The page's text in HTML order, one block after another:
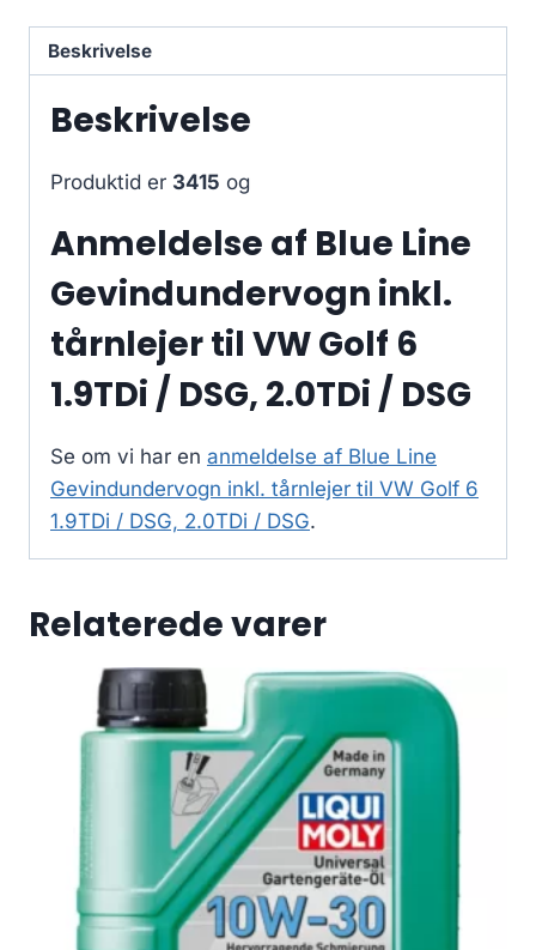
Beskrivelse
Beskrivelse
Produktid er 3415 og
Anmeldelse af Blue Line
Gevindundervogn inkl.
tårnlejer til VW Golf 6
1.9TDi / DSG, 2.0TDi / DSG
Se om vi har en anmeldelse af Blue Line
Gevindundervogn inkl. tårnlejer til VW Golf 6
1.9TDi / DSG, 2.0TDi / DSG.
Relaterede varer